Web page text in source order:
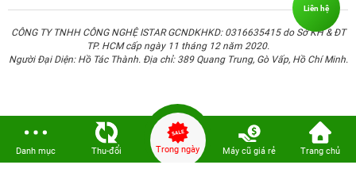
CÔNG TY TNHH CÔNG NGHỆ ISTAR GCNDKHKD: 0316635415 do Sở KH & ĐT
TP. HCM cấp ngày 11 tháng 12 năm 2020.
Người Đại Diện: Hồ Tác Thành. Địa chỉ: 389 Quang Trung, Gò Vấp, Hồ Chí Minh.
Danh mục Thu-đổi Trong ngày Máy cũ giá rẻ Trang chủ
Liên hệ